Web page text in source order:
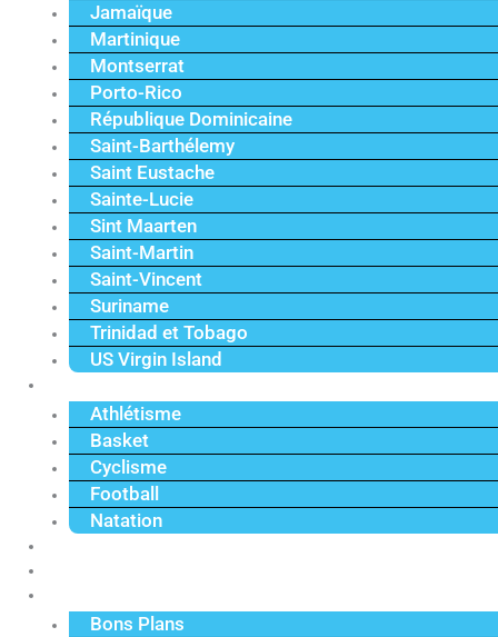
Jamaïque
Martinique
Montserrat
Porto-Rico
République Dominicaine
Saint-Barthélemy
Saint Eustache
Sainte-Lucie
Sint Maarten
Saint-Martin
Saint-Vincent
Suriname
Trinidad et Tobago
US Virgin Island
Athlétisme
Basket
Cyclisme
Football
Natation
Bons Plans